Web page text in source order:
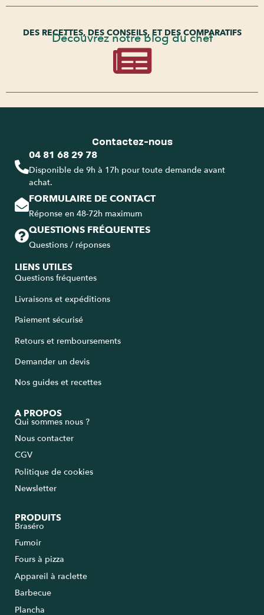
DES RECETTES, DES CONSEILS, ET DES COMPARATIFS
Découvrez notre blog du chef
Contactez-nous
04 81 68 29 78
Disponible de 9h à 17h pour toute demande avant
achat.
FORMULAIRE DE CONTACT
Réponse en 48-72h maximum
QUESTIONS FRÉQUENTES
Questions / réponses
LIENS UTILES
Questions fréquentes
Livraisons et expéditions
Paiement sécurisé
Retours et remboursements
Demander un devis
Nos guides et recettes
A PROPOS
Qui sommes nous ?
Nous contacter
CGV
Politique de cookies
Newsletter
PRODUITS
Braséro
Fumoir
Fours à pizza
Appareil à raclette
Barbecue
Plancha